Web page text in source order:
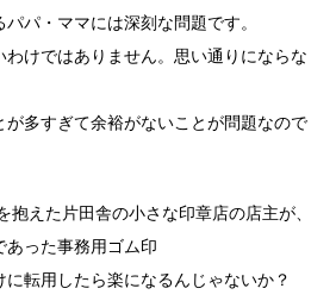
パ・ママには深刻な問題です。
わけではありません。思い通りにならな
多すぎて余裕がないことが問題なので
抱えた片田舎の小さな印章店の店主が、
あった事務用ゴム印
転用したら楽になるんじゃないか？